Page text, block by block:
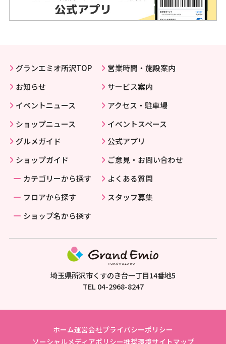
グランエミオ所沢TOP
お知らせ
イベントニュース
ショップニュース
グルメガイド
ショップガイド
カテゴリーから探す
フロアから探す
ショップ名から探す
営業時間・施設案内
サービス案内
アクセス・駐車場
イベントスペース
公式アプリ
ご意見・お問い合わせ
よくある質問
スタッフ募集
埼玉県所沢市くすのき台一丁目14番地5
TEL04-2968-8247
ホーム運営会社プライバシーポリシー
ソーシャルメディアポリシー推奨環境サイトマップ